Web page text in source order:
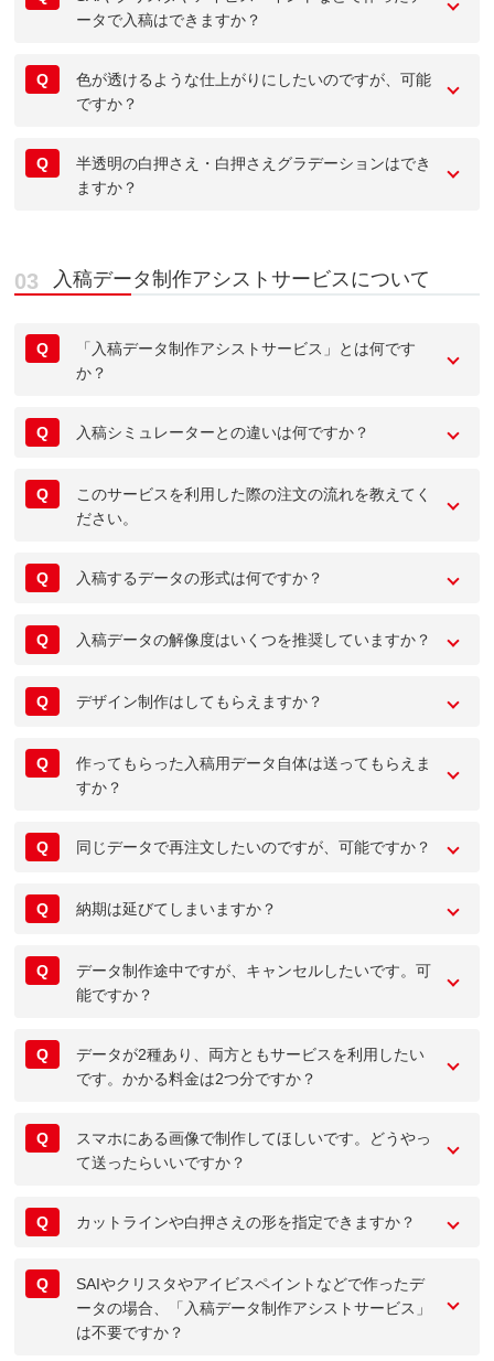
ータで入稿はできますか？
Q
色が透けるような仕上がりにしたいのですが、可能
ですか？
Q
半透明の白押さえ・白押さえグラデーションはでき
ますか？
入稿データ制作アシストサービスについて
Q
「入稿データ制作アシストサービス」とは何です
か？
Q 入稿シミュレーターとの違いは何ですか？
Q
このサービスを利用した際の注文の流れを教えてく
ださい。
Q 入稿するデータの形式は何ですか？
Q 入稿データの解像度はいくつを推奨していますか？
Q デザイン制作はしてもらえますか？
Q
作ってもらった入稿用データ自体は送ってもらえま
すか？
Q 同じデータで再注文したいのですが、可能ですか？
Q 納期は延びてしまいますか？
Q
データ制作途中ですが、キャンセルしたいです。可
能ですか？
Q
データが2種あり、両方ともサービスを利用したい
です。かかる料金は2つ分ですか？
Q
スマホにある画像で制作してほしいです。どうやっ
て送ったらいいですか？
Q カットラインや白押さえの形を指定できますか？
Q
SAIやクリスタやアイビスペイントなどで作ったデ
ータの場合、「入稿データ制作アシストサービス」
は不要ですか？